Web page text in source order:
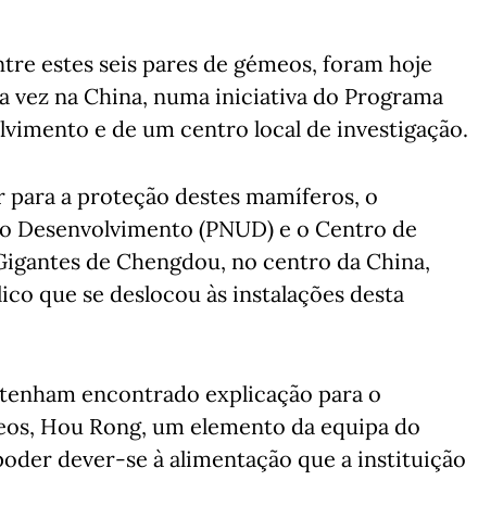
estes seis pares de gémeos, foram hoje
na China, numa iniciativa do Programa
e de um centro local de investigação.
a proteção destes mamíferos, o
Desenvolvimento (PNUD) e o Centro de
de Chengdou, no centro da China,
que se deslocou às instalações desta
encontrado explicação para o
Hou Rong, um elemento da equipa do
dever-se à alimentação que a instituição